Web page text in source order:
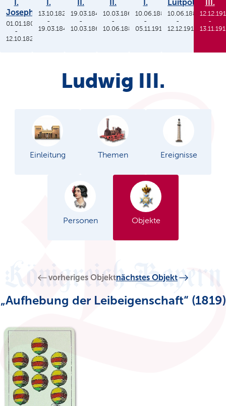
I.
Joseph
01.01.1806
-
12.10.1825
I.
13.10.1825
-
19.03.1848
II.
19.03.1848
-
10.03.1864
II.
10.03.1864
-
10.06.1886
I.
10.06.1886
-
05.11.1913
Luitpold
10.06.1886
-
12.12.1912
III.
-
Ludwig III.
Einleitung Themen Ereignisse
Personen Objekte
vorheriges Objektnächstes Objekt
„Aufhebung der Leibeigenschaft“ (1819)